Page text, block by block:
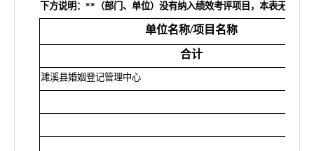
下方说明：**（部门、单位）没有纳入绩效考评项目，本表无数据。
单位名称/项目名称
合计
濉溪县婚姻登记管理中心